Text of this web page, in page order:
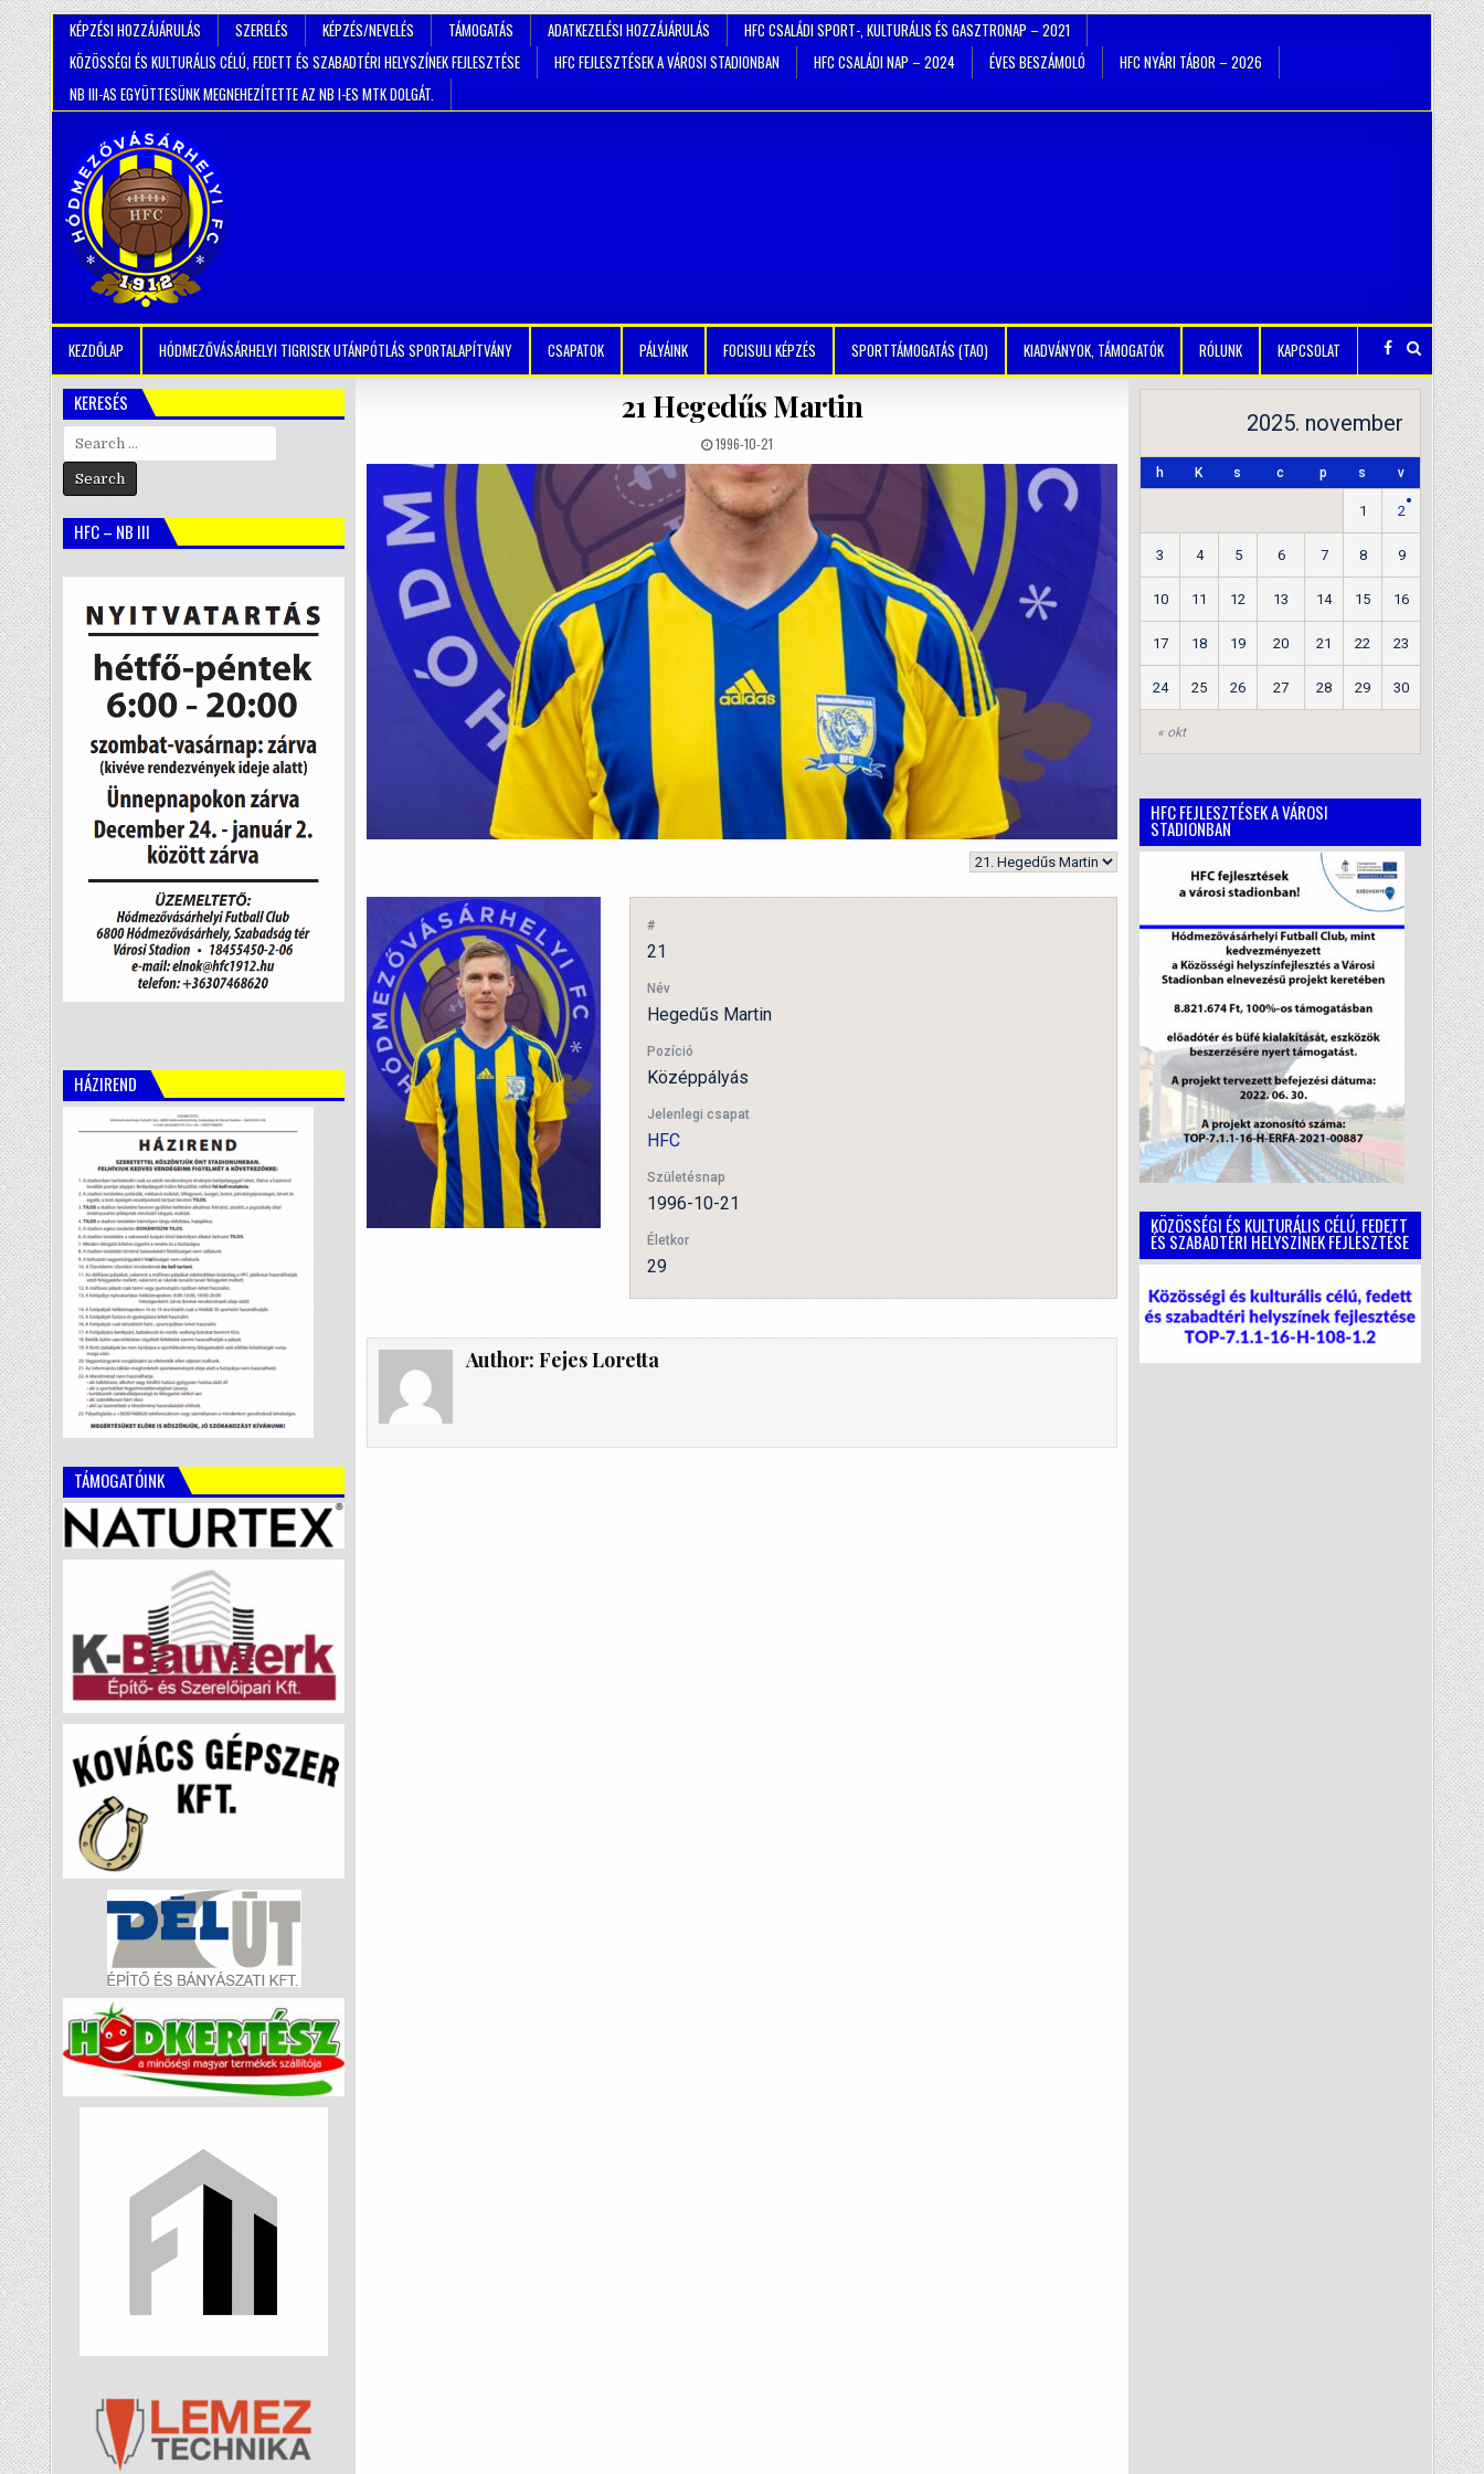
KÉPZÉSI HOZZÁJÁRULÁS SZERELÉS KÉPZÉS/NEVELÉS TÁMOGATÁS ADATKEZELÉSI HOZZÁJÁRULÁS
HFC CSALÁDI SPORT-, KULTURÁLIS ÉS GASZTRONAP – 2021
KÖZÖSSÉGI ÉS KULTURÁLIS CÉLÚ, FEDETT ÉS SZABADTÉRI HELYSZÍNEK FEJLESZTÉSE
HFC FEJLESZTÉSEK A VÁROSI STADIONBAN HFC CSALÁDI NAP – 2024 ÉVES BESZÁMOLÓ
HFC NYÁRI TÁBOR – 2026
NB III-AS EGYÜTTESÜNK MEGNEHEZÍTETTE AZ NB I-ES MTK DOLGÁT.
KEZDŐLAP HÓDMEZŐVÁSÁRHELYI TIGRISEK UTÁNPÓTLÁS SPORTALAPÍTVÁNY CSAPATOK PÁLYÁINK FOCISULI KÉPZÉS SPORTTÁMOGATÁS (TAO) KIADVÁNYOK, TÁMOGATÓK RÓLUNK KAPCSOLAT
21 Hegedűs Martin
1996-10-21
#
21
Név
Hegedűs Martin
Pozíció
Középpályás
Jelenlegi csapat
HFC
Születésnap
1996-10-21
Életkor
29
Author: Fejes Loretta
KERESÉS
Search
for:
HFC – NB III
HÁZIREND
TÁMOGATÓINK
2025. november
h K s c p s v
« okt
1 2
3 4 5 6 7 8 9
10 11 12 13 14 15 16
17 18 19 20 21 22 23
24 25 26 27 28 29 30
HFC FEJLESZTÉSEK A VÁROSI
STADIONBAN
KÖZÖSSÉGI ÉS KULTURÁLIS CÉLÚ, FEDETT
ÉS SZABADTÉRI HELYSZÍNEK FEJLESZTÉSE